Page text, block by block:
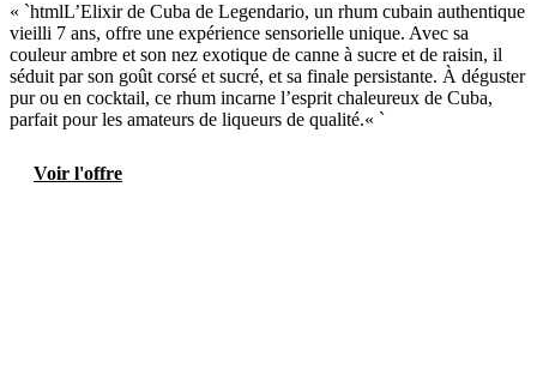
« `htmlL’Elixir de Cuba de Legendario, un rhum cubain authentique
vieilli 7 ans, offre une expérience sensorielle unique. Avec sa
couleur ambre et son nez exotique de canne à sucre et de raisin, il
séduit par son goût corsé et sucré, et sa finale persistante. À déguster
pur ou en cocktail, ce rhum incarne l’esprit chaleureux de Cuba,
parfait pour les amateurs de liqueurs de qualité.« `
Voir l'offre